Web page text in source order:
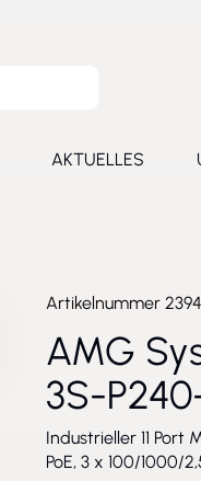
AKTUELLES
AMG
3S-
Artikelnummer
Industrieller 11 Port
PoE, 3 x 100/1000/